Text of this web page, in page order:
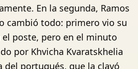
En la segunda, Ramos
cambió todo: primero vio su
poste, pero en el minuto
por Khvicha Kvaratskhelia
del portugués, que la clavó